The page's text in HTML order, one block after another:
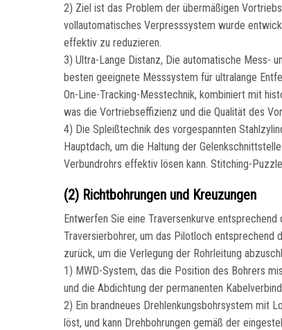
2) Ziel ist das Problem der übermäßigen
vollautomatisches Verpresssystem wurde
effektiv zu reduzieren.
3) Ultra-Lange Distanz, Die automatische Mess-
besten geeignete Messsystem für ultralange
On-Line-Tracking-Messtechnik, kombiniert mit
was die Vortriebseffizienz und die Qualität des
4) Die Spleißtechnik des vorgespannten
Hauptdach, um die Haltung der
Verbundrohrs effektiv lösen kann. Stitching-
(2) Richtbohrungen und Kreuzungen
Entwerfen Sie eine Traversenkurve
Traversierbohrer, um das Pilotloch entsprechend
zurück, um die Verlegung der Rohrleitung
1) MWD-System, das die Position des Bohrers
und die Abdichtung der permanenten
2) Ein brandneues Drehlenkungsbohrsystem mit
löst, und kann Drehbohrungen gemäß der